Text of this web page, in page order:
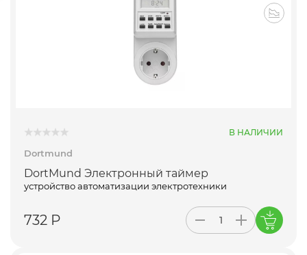
В НАЛИЧИИ
Dortmund
DortMund Электронный таймер
устройство автоматизации электротехники
732 Р